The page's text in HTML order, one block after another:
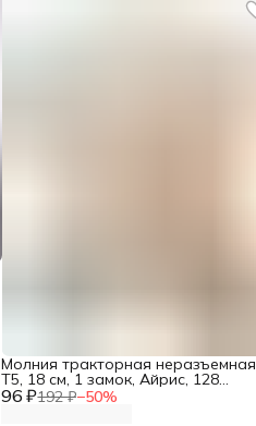
96 ₽192 ₽−50%
Молния тракторная неразъемная
Т5, 18 см, 1 замок, Айрис, 128
бежевый